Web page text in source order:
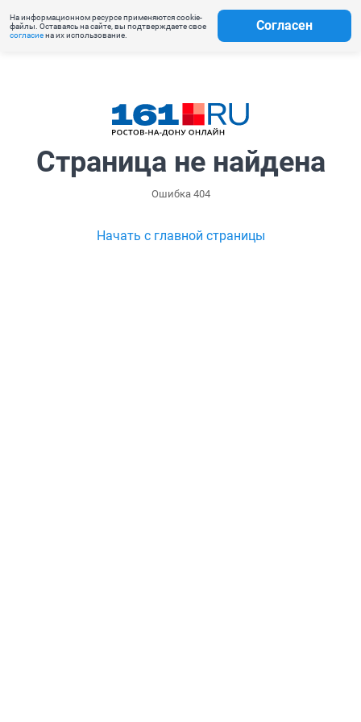
На информационном ресурсе применяются cookie-
файлы. Оставаясь на сайте, вы подтверждаете свое
согласиена их использование.
Согласен
Страница не найдена
Ошибка 404
Начать с главной страницы